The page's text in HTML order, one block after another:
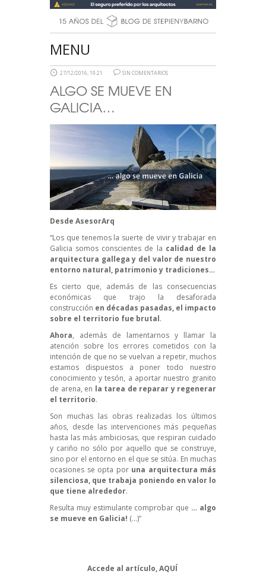
MENU
27/12/2016, 19:21 SIN COMENTARIOS
ALGO SE MUEVE EN
GALICIA…
Desde AsesorArq
“Los que tenemos la suerte de vivir y trabajar en
Galicia somos conscientes de la calidad de la
arquitectura gallega y del valor de nuestro
entorno natural, patrimonio y tradiciones…
Es cierto que, además de las consecuencias
económicas que trajo la desaforada
construcción en décadas pasadas, el impacto
sobre el territorio fue brutal.
Ahora, además de lamentarnos y llamar la
atención sobre los errores cometidos con la
intención de que no se vuelvan a repetir, muchos
estamos dispuestos a poner todo nuestro
conocimiento y tesón, a aportar nuestro granito
de arena, en la tarea de reparar y regenerar
el territorio.
Son muchas las obras realizadas los últimos
años, desde las intervenciones más pequeñas
hasta las más ambiciosas, que respiran cuidado
y cariño no sólo por aquello que se construye,
sino por el entorno en el que se sitúa. En muchas
ocasiones se opta por una arquitectura más
silenciosa, que trabaja poniendo en valor lo
que tiene alrededor.
Resulta muy estimulante comprobar que … algo
se mueve en Galicia! (…)”
Accede al artículo,AQUÍ